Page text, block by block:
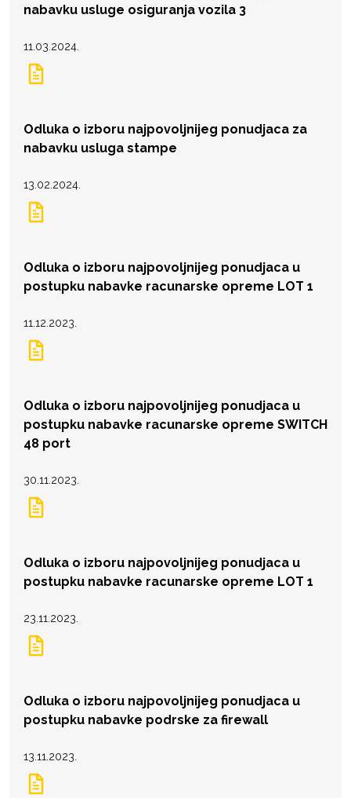
nabavku usluge osiguranja vozila 3
11.03.2024.
Odluka o izboru najpovoljnijeg ponudjaca za
nabavku usluga stampe
13.02.2024.
Odluka o izboru najpovoljnijeg ponudjaca u
postupku nabavke racunarske opreme LOT 1
11.12.2023.
Odluka o izboru najpovoljnijeg ponudjaca u
postupku nabavke racunarske opreme SWITCH
48 port
30.11.2023.
Odluka o izboru najpovoljnijeg ponudjaca u
postupku nabavke racunarske opreme LOT 1
23.11.2023.
Odluka o izboru najpovoljnijeg ponudjaca u
postupku nabavke podrske za firewall
13.11.2023.